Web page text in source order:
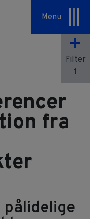
Menu
Filter
1
fra
pålidelige